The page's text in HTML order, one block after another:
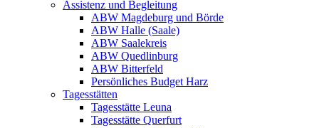
Assistenz und Begleitung
ABW Magdeburg und Börde
ABW Halle (Saale)
ABW Saalekreis
ABW Quedlinburg
ABW Bitterfeld
Persönliches Budget Harz
Tagesstätten
Tagesstätte Leuna
Tagesstätte Querfurt